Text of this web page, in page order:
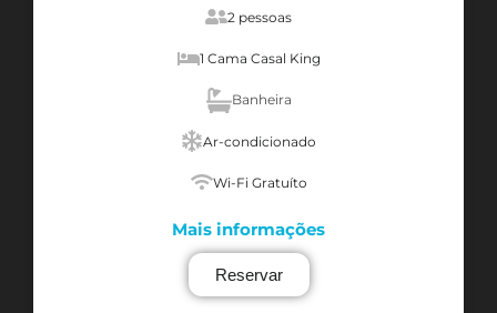
2 pessoas
1 Cama Casal King
Banheira
Ar-condicionado
Wi-Fi Gratuíto
Mais informações
Reservar